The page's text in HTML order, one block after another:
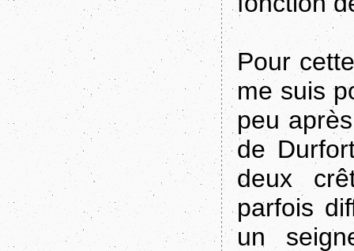
Pour
me suis
peu
de
deux
parfois
un